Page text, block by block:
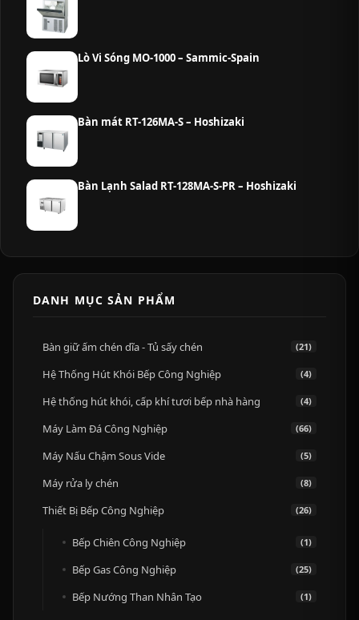
Lò Vi Sóng MO-1000 – Sammic-Spain
Bàn mát RT-126MA-S – Hoshizaki
Bàn Lạnh Salad RT-128MA-S-PR – Hoshizaki
DANH MỤC SẢN PHẨM
Bàn giữ ấm chén dĩa - Tủ sấy chén (21)
Hệ Thống Hút Khói Bếp Công Nghiệp (4)
Hệ thống hút khói, cấp khí tươi bếp nhà hàng (4)
Máy Làm Đá Công Nghiệp (66)
Máy Nấu Chậm Sous Vide (5)
Máy rửa ly chén (8)
Thiết Bị Bếp Công Nghiệp (26)
Bếp Chiên Công Nghiệp (1)
Bếp Gas Công Nghiệp (25)
Bếp Nướng Than Nhân Tạo (1)